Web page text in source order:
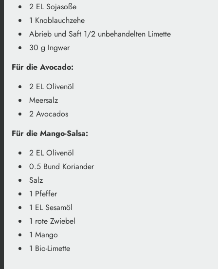
2 EL Sojasoße
1 Knoblauchzehe
Abrieb und Saft 1/2 unbehandelten Limette
30 g Ingwer
Für die Avocado:
2 EL Olivenöl
Meersalz
2 Avocados
Für die Mango-Salsa:
2 EL Olivenöl
0.5 Bund Koriander
Salz
1 Pfeffer
1 EL Sesamöl
1 rote Zwiebel
1 Mango
1 Bio-Limette